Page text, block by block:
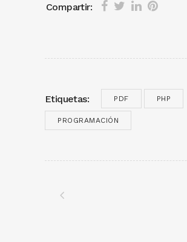
Compartir:
Etiquetas: PDF PHP
PROGRAMACIÓN